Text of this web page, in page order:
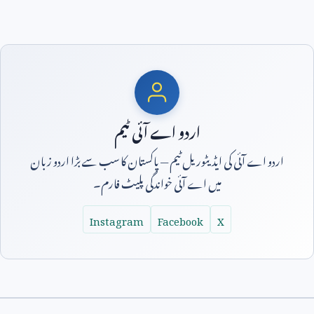
اردو اے آئی ٹیم
اردو اے آئی کی ایڈیٹوریل ٹیم — پاکستان کا سب سے بڑا اردو زبان
میں اے آئی خواندگی پلیٹ فارم۔
X
Facebook
Instagram